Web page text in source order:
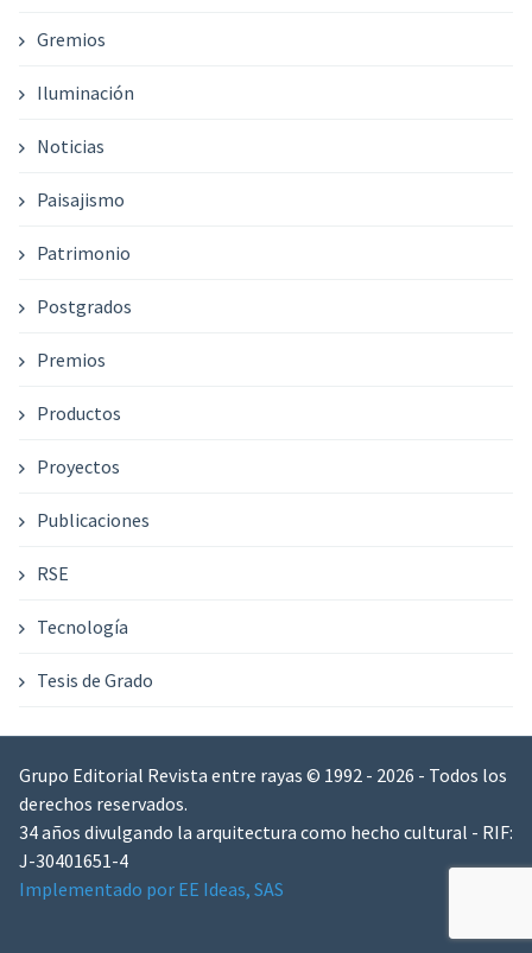
Gremios
Iluminación
Noticias
Paisajismo
Patrimonio
Postgrados
Premios
Productos
Proyectos
Publicaciones
RSE
Tecnología
Tesis de Grado
Grupo Editorial Revista entre rayas © 1992 - 2026 - Todos los
derechos reservados.
34 años divulgando la arquitectura como hecho cultural - RIF:
J-30401651-4
Implementado por EE Ideas, SAS